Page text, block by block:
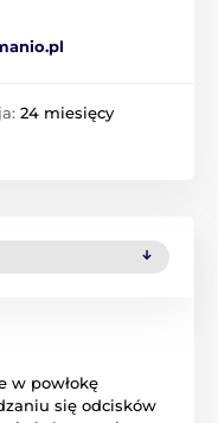
24 miesięcy
w powłokę
się odcisków